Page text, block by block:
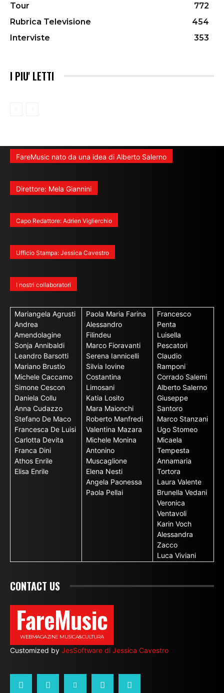
Tour
772
Rubrica Televisione
454
Interviste
353
I PIU' LETTI
FareMusic nato da una idea di Alberto Salerno
Direttore: Mela Giannini
Capo Redattore: Adrien Viglierchio
Ufficio Stampa: Jessica Cavestro
I nostri collaboratori
Mariangela Agrusti
Andrea
Amendolagine
Sonja Annibaldi
Leandro Barsotti
Mariano Brustio
Michele Caccamo
Simone Cescon
Daniela Collu
Anna Cudazzo
Stefano De Maco
Francesca De Luisi
Carlotta Devita
Franca Dini
Athos Enrile
Elisa Enrile
Paola Maria Farina
Alessandro
Filindeu
Marco Fioravanti
Serena Iannicelli
Silvia Iovine
Costantina
Limosani
Katia Losito
Mara Maionchi
Roberto Manfredi
Valentina Mazara
Michele Monina
Antonino
Muscaglione
Elena Nesti
Angela Paonessa
Paola Pellai
Francesco
Penta
Luisella
Pescatori
Claudio
Ramponi
Corrado Salemi
Alberto Salerno
Giuseppe
Santoro
Marco Stanzani
Ugo Stomeo
Micaela
Tempesta
Annamaria
Tortora
Laura Valente
Brunella Vedani
Veronica
Ventavoli
Karin Voch
Alessandra
Zacco
Luca Viviani
CONTACT US
FareMusic
WEBMAGAZINE MUSICA&CULTURA
Customized by JesSoftware di Jessica Cavestro